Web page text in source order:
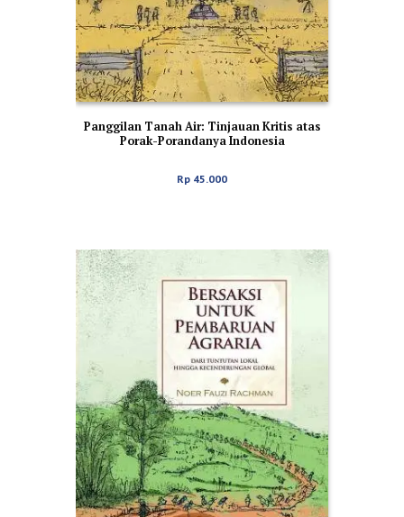
Panggilan Tanah Air: Tinjauan Kritis atas
Porak-Porandanya Indonesia
Rp 45.000